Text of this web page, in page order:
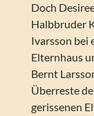
Doch
Halbbruder
Ivarsson bei
Elternhaus
Bernt
Überreste
gerissenen